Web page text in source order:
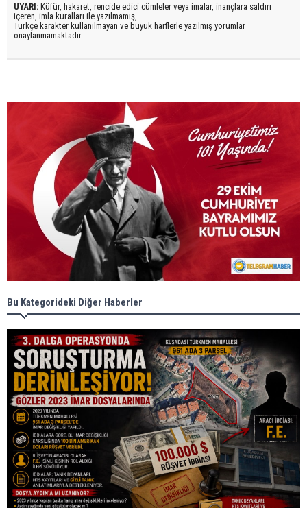
UYARI: Küfür, hakaret, rencide edici cümleler veya imalar, inançlara saldırı
içeren, imla kuralları ile yazılmamış,
Türkçe karakter kullanılmayan ve büyük harflerle yazılmış yorumlar
onaylanmamaktadır.
Bu Kategorideki Diğer Haberler